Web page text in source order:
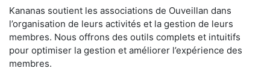
Kananas soutient les associations de Ouveillan dans
l’organisation de leurs activités et la gestion de leurs
membres. Nous offrons des outils complets et intuitifs
pour optimiser la gestion et améliorer l’expérience des
membres.